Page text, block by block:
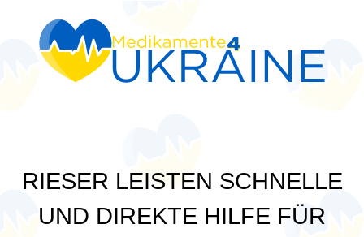
RIESER LEISTEN SCHNELLE
UND DIREKTE HILFE FÜR